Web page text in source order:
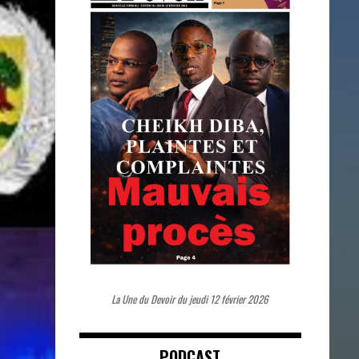
La Une du Devoir du jeudi 12 février 2026